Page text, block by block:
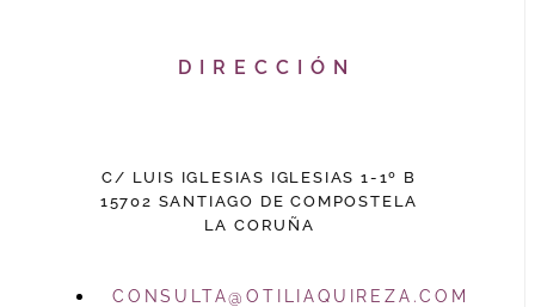
DIRECCIÓN
C/ LUIS IGLESIAS IGLESIAS 1-1º B
15702 SANTIAGO DE COMPOSTELA
LA CORUÑA
CONSULTA@OTILIAQUIREZA.COM